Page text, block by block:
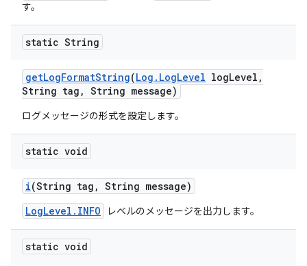
す。
static String
getLogFormatString(Log . LogLevel logLevel ,
String tag , String message)
ログメッセージの形式を設定します。
static void
i(String tag , String message)
LogLevel.INFO
レベルのメッセージを出力します。
static void